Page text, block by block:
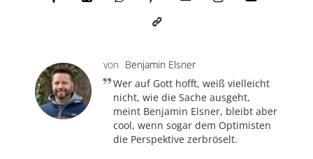
von Benjamin Elsner
Wer auf Gott hofft, weiß vielleicht
nicht, wie die Sache ausgeht,
meint Benjamin Elsner, bleibt aber
cool, wenn sogar dem Optimisten
die Perspektive zerbröselt.